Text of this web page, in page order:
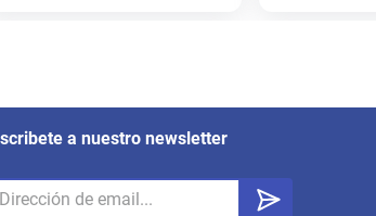
a nuestro newsletter